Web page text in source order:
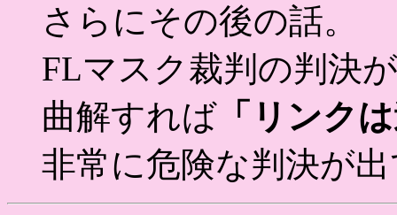
さらにその後の話。
FLマスク裁判の判決
曲解すれば 「リンク
非常に危険な判決が出